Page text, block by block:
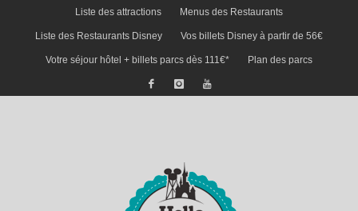
Liste des attractions Menus des Restaurants
Liste des Restaurants Disney Vos billets Disney à partir de 56€
Votre séjour hôtel + billets parcs dès 111€* Plan des parcs